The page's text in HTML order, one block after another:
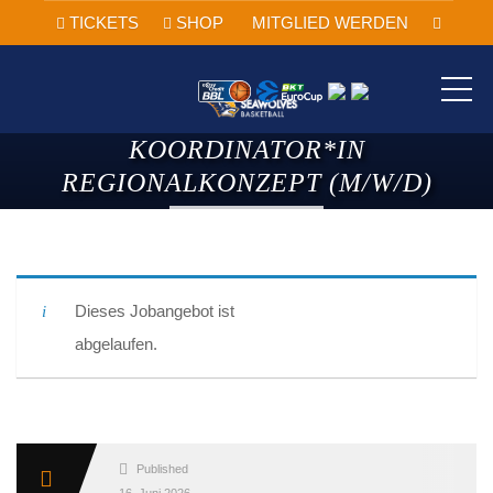
TICKETS SHOP MITGLIED WERDEN
KOORDINATOR*IN
REGIONALKONZEPT (M/W/D)
Dieses Jobangebot ist
abgelaufen.
Published